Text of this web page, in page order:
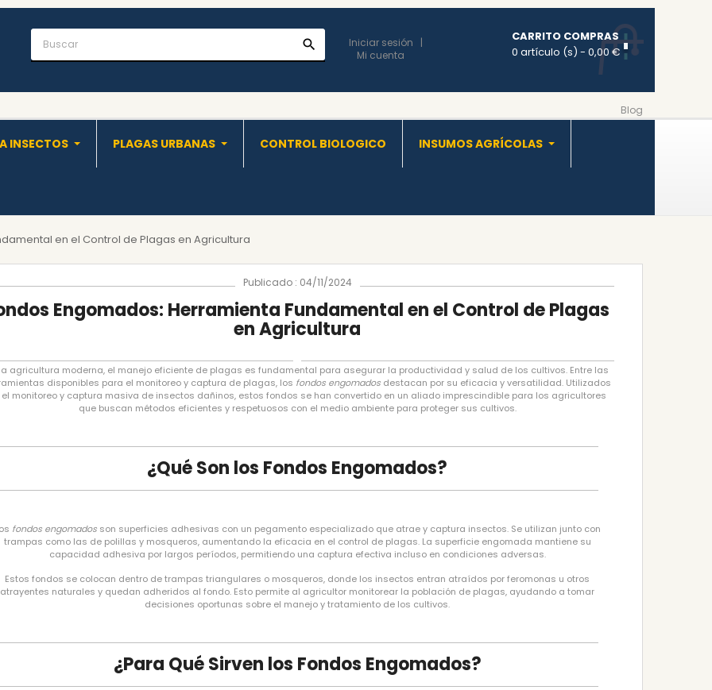
search
Iniciar sesión
Mi cuenta
CARRITO COMPRAS
0 artículo (s) - 0,00 €
Blog
INSECTOS PLAGAS URBANAS CONTROL BIOLOGICO INSUMOS AGRÍCOLAS
en el Control de Plagas en Agricultura
Publicado : 04/11/2024
Engomados: Herramienta Fundamental en el Control de Plagas
en Agricultura
agricultura moderna, el manejo eficiente de plagas es fundamental para asegurar la productividad y salud de los cultivos. Entre las
disponibles para el monitoreo y captura de plagas, los fondos engomados destacan por su eficacia y versatilidad. Utilizados
el monitoreo y captura masiva de insectos dañinos, estos fondos se han convertido en un aliado imprescindible para los agricultores
que buscan métodos eficientes y respetuosos con el medio ambiente para proteger sus cultivos.
¿Qué Son los Fondos Engomados?
fondos engomadosson superficies adhesivas con un pegamento especializado que atrae y captura insectos. Se utilizan junto con
trampas como las de polillas y mosqueros, aumentando la eficacia en el control de plagas. La superficie engomada mantiene su
capacidad adhesiva por largos períodos, permitiendo una captura efectiva incluso en condiciones adversas.
Estos fondos se colocan dentro de trampas triangulares o mosqueros, donde los insectos entran atraídos por feromonas u otros
atrayentes naturales y quedan adheridos al fondo. Esto permite al agricultor monitorear la población de plagas, ayudando a tomar
decisiones oportunas sobre el manejo y tratamiento de los cultivos.
¿Para Qué Sirven los Fondos Engomados?